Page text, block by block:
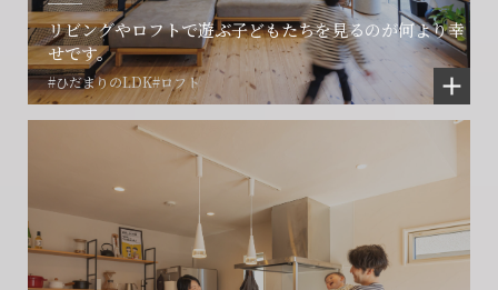
リビングやロフトで遊ぶ子どもたちを見るのが何より幸
せです。
#ひだまりのLDK#ロフト